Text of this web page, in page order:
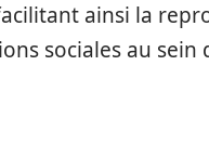
ainsi la
sociales au sein